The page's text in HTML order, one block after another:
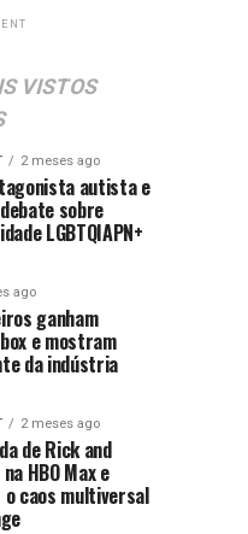
VISTOS
2 meses ago
autista e
sobre
LGBTQIAPN+
ago
ganham
e mostram
da indústria
2 meses ago
de Rick and
HBO Max e
caos multiversal